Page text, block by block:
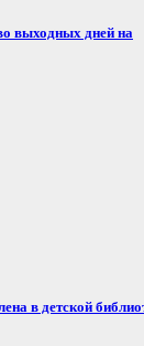
выходных дней на
в детской